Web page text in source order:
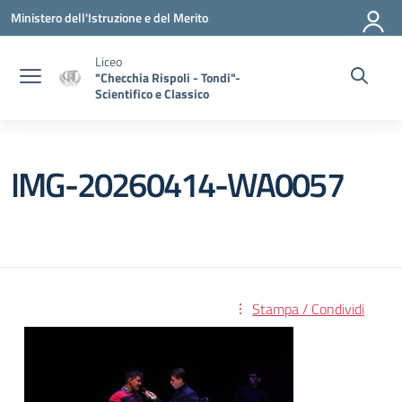
Vai ai contenuti
Vai al menu di navigazione
Vai al footer
Ministero dell'Istruzione e del Merito
Liceo
"Checchia Rispoli - Tondi"-
Scientifico e Classico
IMG-20260414-WA0057
Stampa / Condividi